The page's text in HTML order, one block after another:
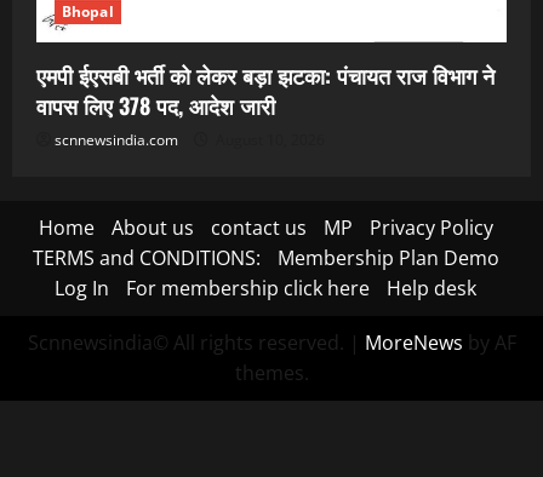
Bhopal
एमपी ईएसबी भर्ती को लेकर बड़ा झटका: पंचायत राज विभाग ने
वापस लिए 378 पद, आदेश जारी
scnnewsindia.com
Home About us contact us MP
Privacy Policy
TERMS and CONDITIONS:
Membership Plan Demo
Log In
For membership click here Help desk
Scnnewsindia© All rights reserved. | MoreNews by AF
themes.